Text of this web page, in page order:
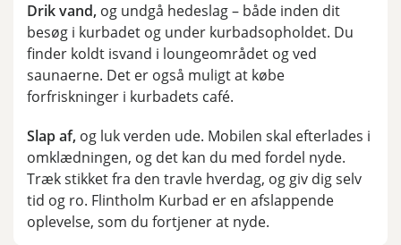
Drik vand, og undgå hedeslag – både inden dit
besøg i kurbadet og under kurbadsopholdet. Du
finder koldt isvand i loungeområdet og ved
saunaerne. Det er også muligt at købe
forfriskninger i kurbadets café.
Slap af, og luk verden ude. Mobilen skal efterlades i
omklædningen, og det kan du med fordel nyde.
Træk stikket fra den travle hverdag, og giv dig selv
tid og ro. Flintholm Kurbad er en afslappende
oplevelse, som du fortjener at nyde.